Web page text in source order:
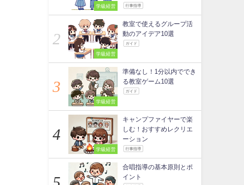
学級経営 行事指導
学級経営
教室で使えるグループ活
動のアイデア10選
ガイド
学級経営
準備なし！1分以内ででき
る教室ゲーム10選
ガイド
学級経営
キャンプファイヤーで楽
しむ！おすすめレクリエ
ーション
行事指導
合唱指導の基本原則とポ
イント